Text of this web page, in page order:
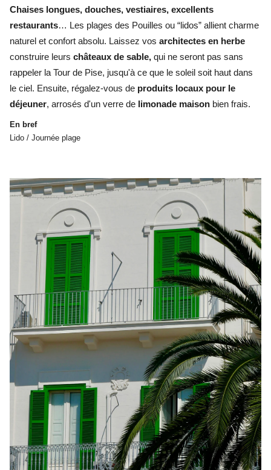
Chaises longues, douches, vestiaires, excellents
restaurants… Les plages des Pouilles ou “lidos” allient charme
naturel et confort absolu. Laissez vos architectes en herbe
construire leurs châteaux de sable, qui ne seront pas sans
rappeler la Tour de Pise, jusqu'à ce que le soleil soit haut dans
le ciel. Ensuite, régalez-vous de produits locaux pour le
déjeuner, arrosés d'un verre de limonade maison bien frais.
En bref
Lido / Journée plage